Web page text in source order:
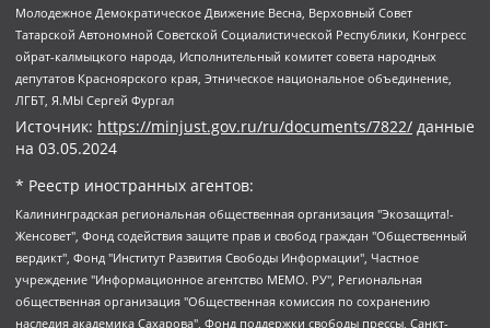
Молодежное Демократическое Движение Весна, Верховный Совет
Татарской Автономной Советской Социалистической Республики, Конгресс
ойрат-калмыцкого народа, Исполнительный комитет совета народных
депутатов Красноярского края, Этническое национальное объединение,
ЛГБТ, Я.МЫ Сергей Фургал
Источник: https://minjust.gov.ru/ru/documents/7822/ данные
на 03.05.2024
* Реестр иностранных агентов:
Калининградская региональная общественная организация "Экозащита!-Женсовет", Фонд содействия защите прав и свобод граждан "Общественный вердикт", Фонд "Институт Развития Свободы Информации", Частное учреждение "Информационное агентство МЕМО. РУ", Региональная общественная организация "Общественная комиссия по сохранению наследия академика Сахарова", Фонд поддержки свободы прессы, Санкт-Петербургская общественная правозащитная организация "Гражданский контроль", Межрегиональная общественная организация "Информационно-просветительский центр "Мемориал", Региональный Фонд "Центр Защиты Прав Средств Массовой Информации", с 05.12.2023 Фонд "Центр Защиты Прав Средств массовой информации", Региональная общественная благотворительная организация помощи беженцам и мигрантам "Гражданское содействие", Негосударственное образовательное учреждение дополнительного профессионального образования (повышение квалификации) специалистов "АКАДЕМИЯ ПО ПРАВАМ ЧЕЛОВЕКА", Свердловская региональная общественная организация "Сутяжник", Автономная некоммерческая организация "Центр независимых социологических исследований", Союз общественных объединений "Российский исследовательский центр по правам человека", Региональное общественное учреждение научно-информационный центр "МЕМОРИАЛ", Некоммерческая организация "Фонд защиты гласности", Автономная некоммерческая организация "Институт прав человека", Городская общественная организация "Екатеринбургское общество "МЕМОРИАЛ", Городская общественная организация "Рязанское историко-просветительское и правозащитное общество "Мемориал" (Рязанский Мемориал), Челябинский региональный орган общественной самодеятельности – женское общественное объединение "Женщины Евразии", Челябинский региональный орган общественной самодеятельности "Уральская правозащитная группа", Фонд содействия защите здоровья и социальной справедливости имени Андрея Рылькова, Автономная Некоммерческая Организация "Аналитический Центр Юрия Левады", Автономная некоммерческая организация социальной поддержки населения "Проект Апрель", Региональная общественная организация помощи женщинам и детям, находящимся в кризисной ситуации "Информационно-методический центр "Анна", Фонд содействия развитию массовых коммуникаций и правовому просвещению "Так-так-Так", Фонд содействия устойчивому развитию "Серебряная тайга", Свердловский региональный общественный фонд социальных проектов "Новое время", "Idel.Реалии", Кавказ.Реалии, Крым.Реалии, Телеканал Настоящее Время, Татаро-башкирская служба Радио Свобода (Azatliq Radiosi), Радио Свободная Европа/Радио Свобода (PCE/PC), "Сибирь.Реалии", "Фактограф", Благотворительный фонд помощи осужденным и их семьям, Автономная некоммерческая организация "Институт глобализации и социальных движений", Фонд "В защиту прав заключенных", Частное учреждение "Центр поддержки и содействия развитию средств массовой информации", Пензенский региональный общественный благотворительный фонд "Гражданский союз", "Север.Реалии", Некоммерческая организация Фонд "Правовая инициатива", Общество с ограниченной ответственностью "Радио Свободная Европа/Радио Свобода", Чешское информационное агентство "MEDIUM-ORIENT", Красноярская региональная общественная организация "Мы против СПИДа", Камалягин Денис Николаевич, Маркелов Сергей Евгеньевич, Пономарев Лев Александрович, Савицкая Людмила Алексеевна, Автономная некоммерческая организация "Центр по работе с проблемой насилия "НАСИЛИЮ.НЕТ", Межрегиональный профессиональный союз работников здравоохранения "Альянс врачей", Юридическое лицо, зарегистрированное в Латвийской Республике, SIA "Medusa Project" (регистрационный номер 40103797863, дата регистрации 10.06.2014), Некоммерческая организация "Фонд по борьбе с коррупцией", Автономная некоммерческая организация "Институт права и публичной политики", Баданин Роман Сергеевич, Гликин Максим Александрович, Железнова Мария Михайловна, Лукьянова Юлия Сергеевна, Маетная Елизавета Витальевна, Маняхин Петр Борисович, Чуракова Ольга Владимировна, Ярош Юлия Петровна, Юридическое лицо "The Insider SIA", зарегистрированное в Риге, Латвийская Республика (дата регистрации 26.06.2015), являющееся администратором доменного имени интернет-издания "The Insider SIA", https://theins.ru, Постернак Алексей Евгеньевич, Рубин Михаил Аркадьевич, Анин Роман Александрович, Юридическое лицо Istories fonds, зарегистрированное в Латвийской Республике (регистрационный номер 50008295751, дата регистрации 24.02.2020), Великовский Дмитрий Александрович, Долинина Ирина Николаевна, Мароховская Алеся Алексеевна, Шлейнов Роман Юрьевич, Шмагун Олеся Валентиновна, Общество с ограниченной ответственностью "Альтаир 2021", Общество с ограниченной ответственностью "Вега 2021", Общество с ограниченной ответственностью "Главный редактор 2021", Общество с ограниченной ответственностью "Ромашки монолит", Важенков Артем Валерьевич, Ивановская областная общественная организация "Центр гендерных исследований", Гурман Юрий Альбертович, Медиапроект "ОВД-Инфо", Егоров Владимир Владимирович, Жилинский Владимир Александрович, Общество с ограниченной ответственностью "ЗП", Иванова София Юрьевна, Карезина Инна Павловна, Кильтау Екатерина Викторовна, Петров Алексей Викторович, Пискунов Сергей Евгеньевич, Смирнов Сергей Сергеевич, Тихонов Михаил Сергеевич, Общество с ограниченной ответственностью "ЖУРНАЛИСТ-ИНОСТРАННЫЙ АГЕНТ", Арапова Галина Юрьевна, Вольтская Татьяна Анатольевна, Американская компания "Mason G.E.S. Anonymous Foundation" (США), являющаяся владельцем интернет-издания https://mnews.world/, Компания "Stichting Bellingcat", зарегистрированная в Нидерландах (дата регистрации 11.07.2018), Захаров Андрей Вячеславович, Клепиковская Екатерина Дмитриевна, Общество с ограниченной ответственностью "МЕМО", Перл Роман Александрович, Симонов Евгений Алексеевич, Соловьева Елена Анатольевна, Сотников Даниил Владимирович, Сурначева Елизавета Дмитриевна, Автономная некоммерческая организация по защите прав человека и информированию населения "Якутия – Наше Мнение", Общество с ограниченной ответственностью "Москоу диджитал медиа", с 26.01.2023 Общество с ограниченной ответственностью "Чайка Белые сады", Ветошкина Валерия Валерьевна, Заговора Максим Александрович, Межрегиональное общественное движение "Российская ЛГБТ - сеть", Оленичев Максим Владимирович, Павлов Иван Юрьевич, Скворцова Елена Сергеевна, Общество с ограниченной ответственностью "Как бы инагент", Кочетков Игорь Викторович, Общество с ограниченной ответственностью "Честные выборы", Еланчик Олег Александрович, Общество с ограниченной ответственностью "Нобелевский призыв", Гималова Регина Эмилевна, Григорьев Андрей Валерьевич, Григорьева Алина Александровна, Ассоциация по содействию защите прав призывников, альтернативнослужащих и военнослужащих "Правозащитная группа "Гражданин.Армия.Право", Хисамова Регина Фаритовна, Автономная некоммерческая организация по реализации социально-правовых программ "Лилит", Дальневосточное общественное движение "Маяк", Санкт-Петербургская ЛГБТ-инициативная группа "Выход", Инициативная группа ЛГБТ+ "Реверс", Алексеев Андрей Викторович, Бекбулатова Таисия Львовна, Беляев Иван Михайлович, Владыкина Елена Сергеевна, Гельман Марат Александрович, Никульшина Вероника Юрьевна, Толоконникова Надежда Андреевна, Шендерович Виктор Анатольевич, Общество с ограниченной ответственностью "Данное сообщение", Общество с ограниченной ответственностью Издательский дом "Новая глава", Айнбиндер Александра Александровна, Московский комьюнити-центр для ЛГБТ+инициатив, Благотворительный фонд развития филантропии, Deutsche Welle (Германия, Kurt-Schumacher-Strasse 3, 53113 Bonn), Борзунова Мария Михайловна, Воробьев Виктор Викторович, Голубева Анна Львовна, Константинова Алла Михайловна, Малкова Ирина Владимировна, Мурадов Мурад Абдулгалимович, Осетинская Елизавета Николаевна, Понасенков Евгений Николаевич, Ганапольский Матвей Юрьевич, Киселев Евгений Алексеевич, Борухович Ирина Григорьевна, Дремин Иван Тимофеевич, Дубровский Дмитрий Викторович, Красноярская региональная общественная организация поддержки и развития альтернативных образовательных технологий и межкультурных коммуникаций "ИНТЕРРА", Маяковская Екатерина Алексеевна, Фейгин Марк Захарович, Филимонов Андрей Викторович, Дзугкоева Регина Николаевна, Доброхотов Роман Александрович, Дудь Юрий Александрович, Елкин Сергей Владимирович, Кругликов Кирилл Игоревич, Сабунаева Мария Леонидовна, Семенов Алексей Владимирович, Шаинян Карен Багратович, Шульман Екатерина Михайловна, Асафьев Артур Валерьевич, Вахштайн Виктор Семенович, Венедиктов Алексей Алексеевич, Лушникова Екатерина Евгеньевна, Волков Леонид Михайлович, Невзоров Александр Глебович, Пархоменко Сергей Борисович, Сироткин Ярослав Николаевич, Кара-Мурза Владимир Владимирович, Баранова Наталья Владимировна, Гозман Леонид Яковлевич, Кагарлицкий Борис Юльевич, Климарев Михаил Валерьевич, Милов Владимир Станиславович, Автономная некоммерческая организация Краснодарский центр современного искусства "Типография", Моргенштерн Алишер Тагирович, Соболь Любовь Эдуардовна, Общество с ограниченной ответственностью "ЛИЗА НОРМ", Каспаров Гарри Кимович, Ходорковский Михаил Борисович, Общество с ограниченной ответственностью "Апрельские тезисы", Данилович Ирина Брониславовна, Кашин Олег Владимирович, Петров Николай Владимирович, Пивоваров Алексей Владимирович, Соколов Михаил Владимирович, Цветкова Юлия Владимировна, Чичваркин Евгений Александрович, Комитет против пыток/Команда против пыток, Общество с ограниченной ответственностью "Первый научный", Общество с ограниченной ответственностью "Вертолет и ко", Белоцерковская Вероника Борисовна, Кац Максим Евгеньевич, Лазарева Татьяна Юрьевна, Шаведдинов Руслан Табризович, Яшин Илья Валерьевич, Общество с ограниченной ответственностью "Иноагент ААВ", Алешковский Дмитрий Петрович, Альбац Евгения Марковна, Быков Дмитрий Львович, Галямина Юлия Евгеньевна, Лойко Сергей Леонидович, Мартынов Кирилл Константинович, Медведев Сергей Александрович, Крашенинников Федор Геннадиевич, Гордеева Катерина Вл